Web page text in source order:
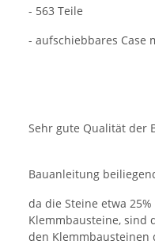
- 563 Teile
- aufschiebbares Case
Sehr gute Qualität der
Bauanleitung
da die Steine etwa
Klemmbausteine, sind
den Klemmbausteinen